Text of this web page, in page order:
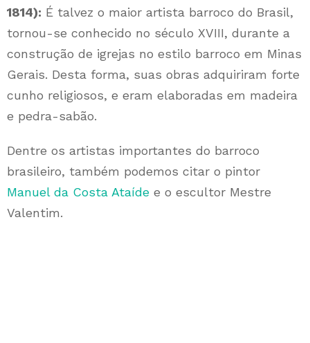
1814): É talvez o maior artista barroco do Brasil,
tornou-se conhecido no século XVIII, durante a
construção de igrejas no estilo barroco em Minas
Gerais. Desta forma, suas obras adquiriram forte
cunho religiosos, e eram elaboradas em madeira
e pedra-sabão.
Dentre os artistas importantes do barroco
brasileiro, também podemos citar o pintor
Manuel da Costa Ataíde e o escultor Mestre
Valentim.